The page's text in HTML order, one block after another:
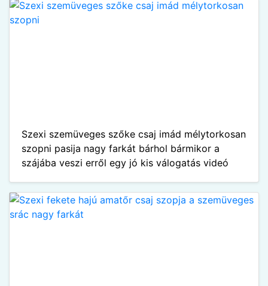
Szexi szemüveges szőke csaj imád mélytorkosan
szopni pasija nagy farkát bárhol bármikor a
szájába veszi erről egy jó kis válogatás videó